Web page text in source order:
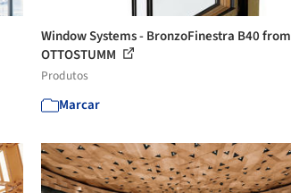
Window Systems - BronzoFinestra B40 from
OTTOSTUMM
Produtos
Marcar